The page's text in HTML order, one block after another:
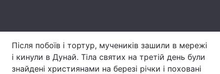
Архів Вакансії
Контакти
Після побоїв і тортур, мучеників зашили в мережі
і кинули в Дунай. Тіла святих на третій день були
знайдені християнами на березі річки і поховані